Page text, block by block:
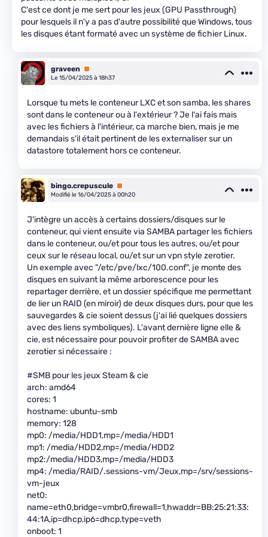
C'est ce dont je me sert pour les jeux (GPU Passthrough)
pour lesquels il n'y a pas d'autre possibilité que Windows, tous
les disques étant formaté avec un système de fichier Linux.
graveen
Premium
Le 15/04/2025 à 18h37
Lorsque tu mets le conteneur LXC et son samba, les shares
sont dans le conteneur ou à l'extérieur ? Je l'ai fais mais
avec les fichiers à l'intérieur, ca marche bien, mais je me
demandais s'il était pertinent de les externaliser sur un
datastore totalement hors ce conteneur.
bingo.crepuscule Premium
Modifié le 16/04/2025 à 00h20
J'intègre un accès à certains dossiers/disques sur le
conteneur, qui vient ensuite via SAMBA partager les fichiers
dans le conteneur, ou/et pour tous les autres, ou/et pour
ceux sur le réseau local, ou/et sur un vpn style zerotier.
Un exemple avec "/etc/pve/lxc/100.conf", je monte des
disques en suivant la même arborescence pour les
repartager derrière, et un dossier spécifique me permettant
de lier un RAID (en miroir) de deux disques durs, pour que les
sauvegardes & cie soient dessus (j'ai lié quelques dossiers
avec des liens symboliques). L'avant dernière ligne elle &
cie, est nécessaire pour pouvoir profiter de SAMBA avec
zerotier si nécessaire :
#SMB pour les jeux Steam & cie
arch: amd64
cores: 1
hostname: ubuntu-smb
memory: 128
mp0: /media/HDD1,mp=/media/HDD1
mp1: /media/HDD2,mp=/media/HDD2
mp2:/media/HDD3,mp=/media/HDD3
mp4: /media/RAID/.sessions-vm/Jeux,mp=/srv/sessions-
vm-jeux
net0:
name=eth0,bridge=vmbr0,firewall=1,hwaddr=BB:25:21:33:
44:1A,ip=dhcp,ip6=dhcp,type=veth
onboot: 1